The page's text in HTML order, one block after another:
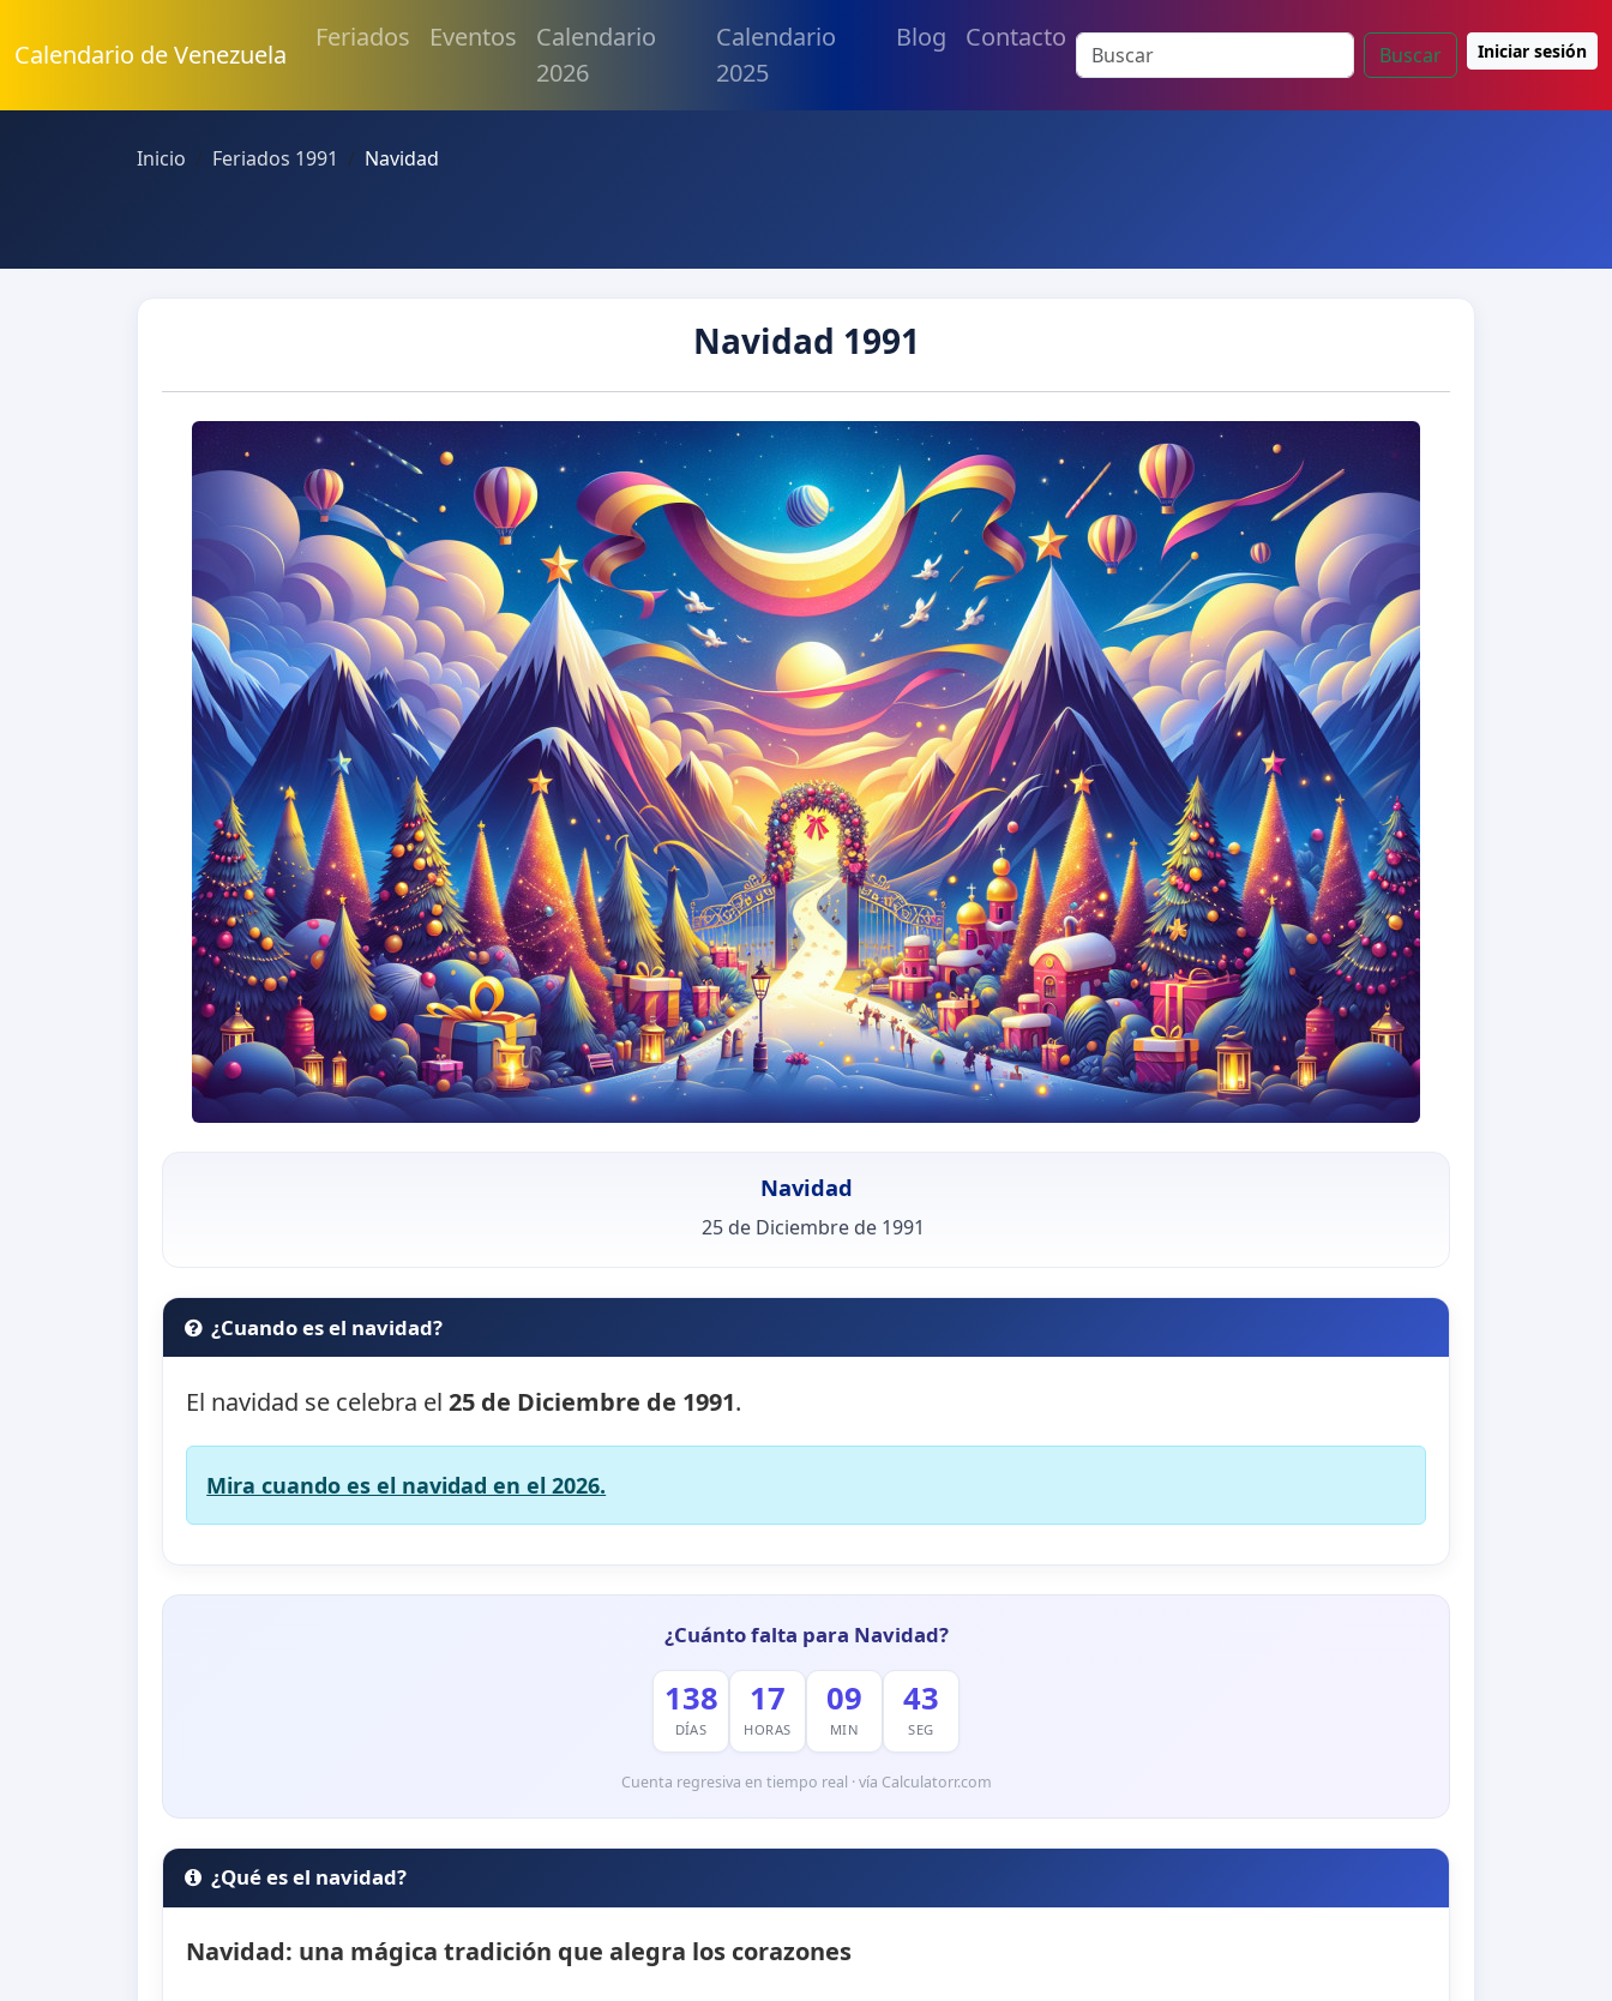
Calendario de Venezuela
Feriados Eventos
Calendario
2026
Calendario
2025
Blog Contacto
Buscar Iniciar sesión
Inicio Feriados 1991 Navidad
Navidad 1991
Navidad
25 de Diciembre de 1991
¿Cuando es el navidad?
El navidad se celebra el25 de Diciembre de 1991.
Mira cuando es el navidad en el 2026.
¿Cuánto falta para Navidad?
138
DÍAS
17
HORAS
09
MIN
41
SEG
Cuenta regresiva en tiempo real · vía Calculatorr.com
¿Qué es el navidad?
Navidad: una mágica tradición que alegra los corazones